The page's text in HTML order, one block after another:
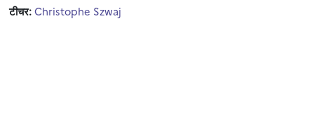
टीचर:Christophe Szwaj